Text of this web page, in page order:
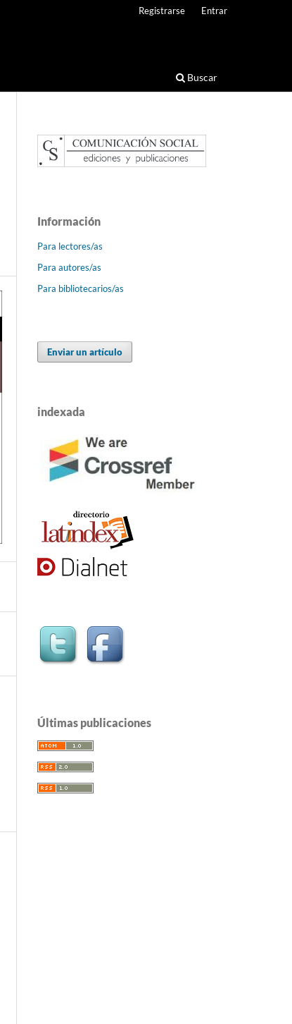
Buscar
Registrarse Entrar
Información
Para lectores/as
Para autores/as
Para bibliotecarios/as
Enviar un artículo
indexada
Últimas publicaciones